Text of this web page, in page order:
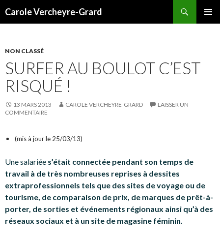
Carole Vercheyre-Grard
NON CLASSÉ
SURFER AU BOULOT C’EST
RISQUÉ !
13 MARS 2013 CAROLE VERCHEYRE-GRARD
LAISSER UN
COMMENTAIRE
(mis à jour le 25/03/13)
Une salariée s’était connectée pendant son temps de
travail à de très nombreuses reprises à dessites
extraprofessionnels tels que des sites de voyage ou de
tourisme, de comparaison de prix, de marques de prêt-à-
porter, de sorties et événements régionaux ainsi qu’à des
réseaux sociaux et à un site de magasine féminin.